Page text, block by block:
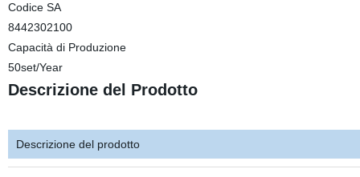
Codice SA
8442302100
Capacità di Produzione
50set/Year
Descrizione del Prodotto
Descrizione del prodotto